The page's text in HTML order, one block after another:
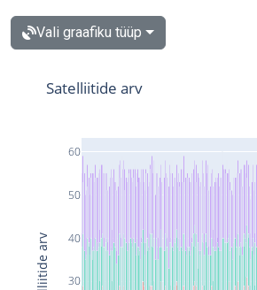
Vali graafiku tüüp
30
40
50
60
Satelliitide arv